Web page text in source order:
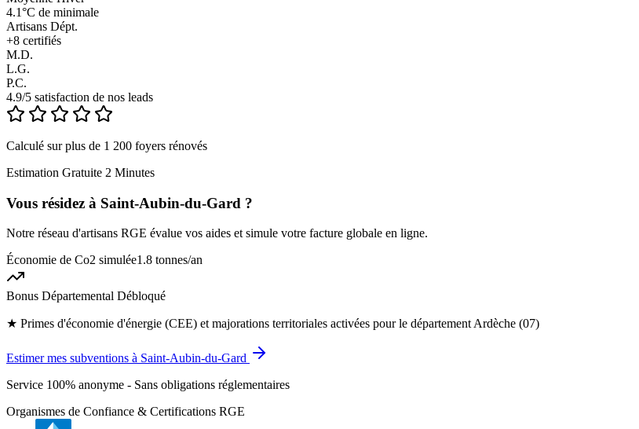
4.1°C de minimale
Artisans Dépt.
+8 certifiés
M.D.
L.G.
P.C.
4.9/5 satisfaction de nos leads
Calculé sur plus de 1 200 foyers rénovés
Estimation Gratuite 2 Minutes
Vous résidez à Saint-Aubin-du-Gard ?
Notre réseau d'artisans RGE évalue vos aides et simule votre facture globale en ligne.
Économie de Co2 simulée1.8 tonnes/an
Bonus Départemental Débloqué
★ Primes d'économie d'énergie (CEE) et majorations territoriales activées pour le département Ardèche (07)
Estimer mes subventions à Saint-Aubin-du-Gard
Service 100% anonyme - Sans obligations réglementaires
Organismes de Confiance & Certifications RGE